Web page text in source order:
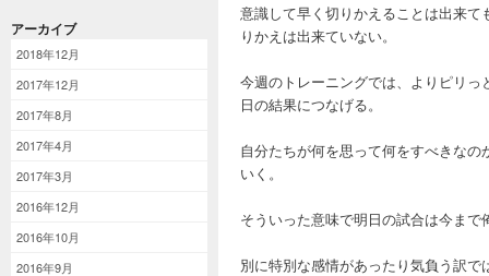
アーカイブ
2018年12月
2017年12月
2017年8月
2017年4月
2017年3月
2016年12月
2016年10月
2016年9月
意識して早く切りかえることは出来
りかえは出来ていない。
今週のトレーニングでは、よりピリ
日の結果につなげる。
自分たちが何を思って何をすべきな
いく。
そういった意味で明日の試合は今ま
別に特別な感情があったり気負う訳